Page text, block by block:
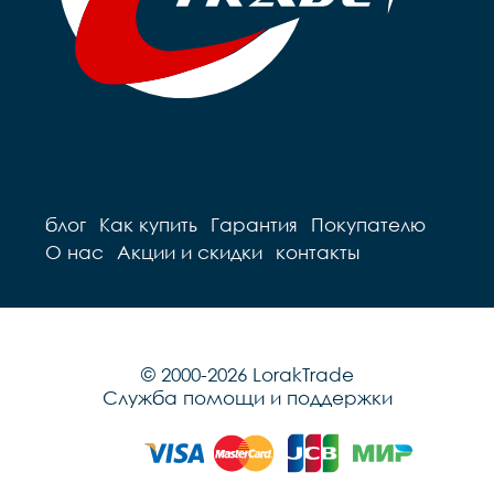
блог Как купить Гарантия
Покупателю
О нас
Акции и скидки контакты
© 2000-2026 LorakTrade
Служба помощи и поддержки